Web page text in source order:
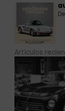
Artículos